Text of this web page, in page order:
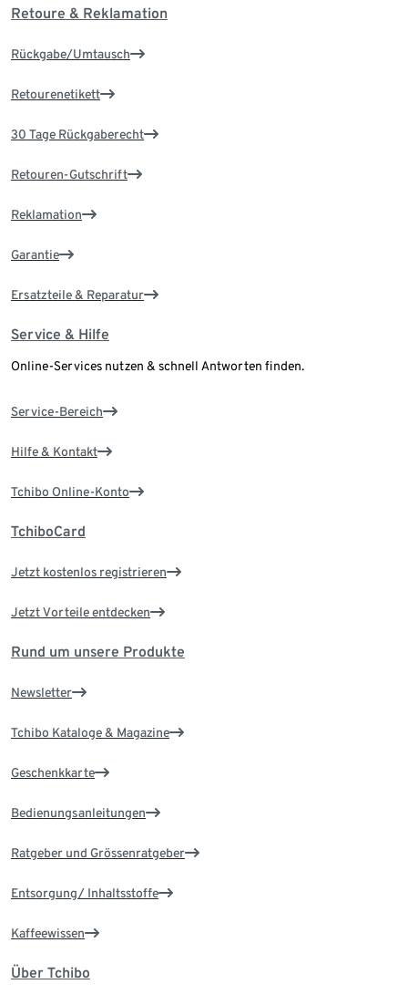
Retoure & Reklamation
Rückgabe/Umtausch
Retourenetikett
30 Tage Rückgaberecht
Retouren-Gutschrift
Reklamation
Garantie
Ersatzteile & Reparatur
Service & Hilfe
Online-Services nutzen & schnell Antworten finden.
Service-Bereich
Hilfe & Kontakt
Tchibo Online-Konto
TchiboCard
Jetzt kostenlos registrieren
Jetzt Vorteile entdecken
Rund um unsere Produkte
Newsletter
Tchibo Kataloge & Magazine
Geschenkkarte
Bedienungsanleitungen
Ratgeber und Grössenratgeber
Entsorgung/ Inhaltsstoffe
Kaffeewissen
Über Tchibo